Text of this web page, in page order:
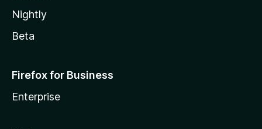
Nightly
Beta
Firefox for Business
Enterprise